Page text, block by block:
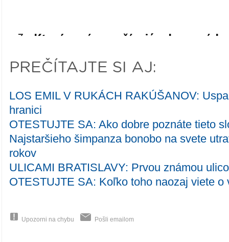
PREČÍTAJTE SI AJ:
LOS EMIL V RUKÁCH RAKÚŠANOV:
hranici
OTESTUJTE SA: Ako dobre poznáte tieto
Najstaršieho šimpanza bonobo na svete
rokov
ULICAMI BRATISLAVY: Prvou známou
OTESTUJTE SA: Koľko toho naozaj viete o
Upozorni na chybu Pošli emailom